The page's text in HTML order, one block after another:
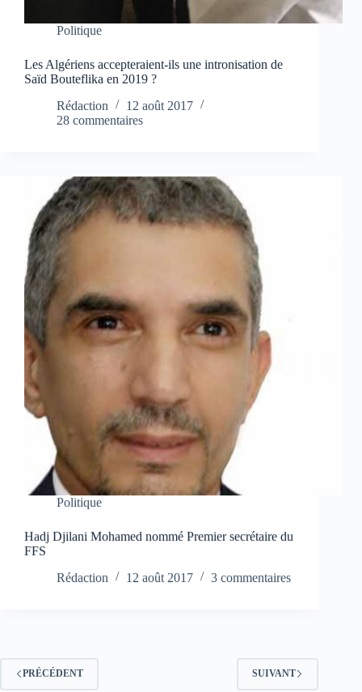
Politique
Les Algériens accepteraient-ils une intronisation de
Saïd Bouteflika en 2019 ?
Rédaction
12 août 2017
28 commentaires
Politique
Hadj Djilani Mohamed nommé Premier secrétaire du
FFS
Rédaction
12 août 2017 3 commentaires
PRÉCÉDENT SUIVANT